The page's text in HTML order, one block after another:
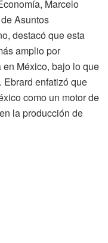
Marcelo
Asuntos
destacó que esta
amplio por
México, bajo lo que
Ebrard enfatizó que
como un motor de
la producción de